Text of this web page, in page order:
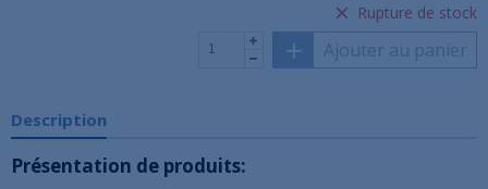
Rupture de stock
Ajouter au panier
Description
Présentation de produits: